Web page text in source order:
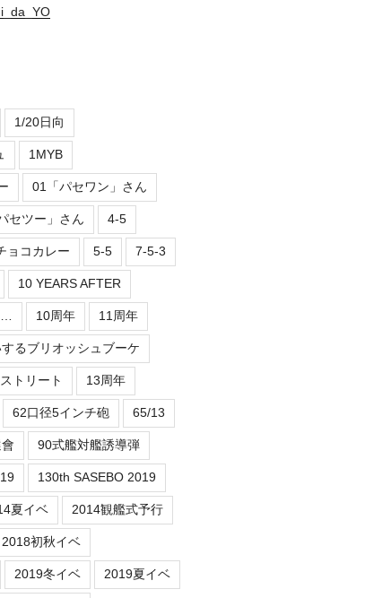
1/20日向
1MYB
01「パセワン」さん
セツー」さん 4-5
ョコカレー 5-5 7-5-3
10 YEARS AFTER
10周年 11周年
るブリオッシュブーケ
トリート 13周年
62口径5インチ砲 65/13
90式艦対艦誘導弾
130th SASEBO 2019
夏イベ 2014観艦式予行
2018初秋イベ
2019冬イベ 2019夏イベ